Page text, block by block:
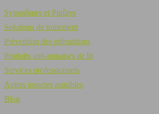
Symptômes et Piqûres
Solutions de traitement
Prévention des infestations
Produits anti-punaises de lit
Services professionnels
Autres insectes nuisibles
Blog